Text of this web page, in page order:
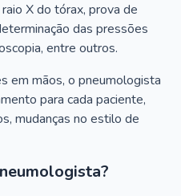
X do tórax, prova de
das pressões
entre outros.
em mãos, o pneumologista
para cada paciente,
mudanças no estilo de